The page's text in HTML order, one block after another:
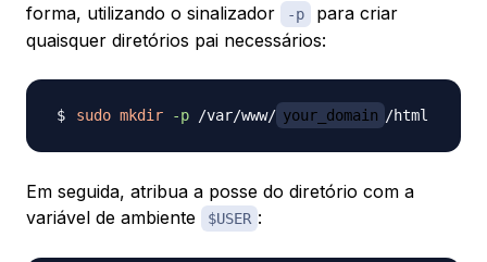
forma, utilizando o sinalizador
-p
para criar
quaisquer diretórios pai necessários:
sudo mkdir -p /var/www/ your_domain
Em seguida, atribua a posse do diretório com a
variável de ambiente
$USER :